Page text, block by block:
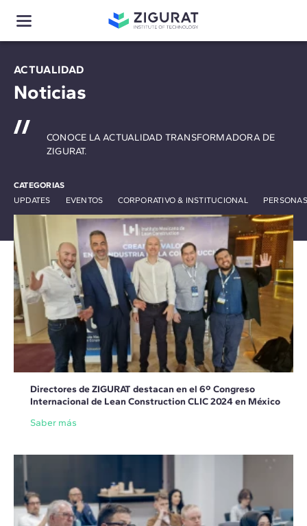
ACTUALIDAD
Noticias
CATEGORIAS
UPDATES
EVENTOS CORPORATIVO & INSTITUCIONAL
CONOCE LA ACTUALIDAD TRANSFORMADORA DE
ZIGURAT.
Directores de ZIGURAT destacan en el 6º Congreso
Internacional de Lean Construction CLIC 2024 en México
Saber más